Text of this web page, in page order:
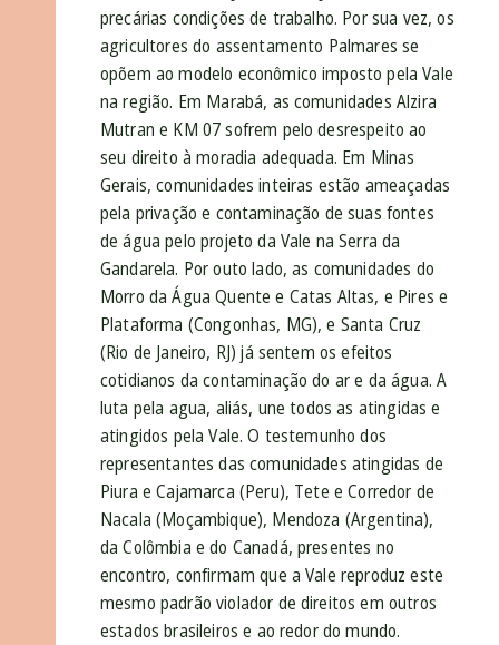
precárias condições de trabalho. Por sua vez, os
agricultores do assentamento Palmares se
opõem ao modelo econômico imposto pela Vale
na região. Em Marabá, as comunidades Alzira
Mutran e KM 07 sofrem pelo desrespeito ao
seu direito à moradia adequada. Em Minas
Gerais, comunidades inteiras estão ameaçadas
pela privação e contaminação de suas fontes
de água pelo projeto da Vale na Serra da
Gandarela. Por outo lado, as comunidades do
Morro da Água Quente e Catas Altas, e Pires e
Plataforma (Congonhas, MG), e Santa Cruz
(Rio de Janeiro, RJ) já sentem os efeitos
cotidianos da contaminação do ar e da água. A
luta pela agua, aliás, une todos as atingidas e
atingidos pela Vale. O testemunho dos
representantes das comunidades atingidas de
Piura e Cajamarca (Peru), Tete e Corredor de
Nacala (Moçambique), Mendoza (Argentina),
da Colômbia e do Canadá, presentes no
encontro, confirmam que a Vale reproduz este
mesmo padrão violador de direitos em outros
estados brasileiros e ao redor do mundo.